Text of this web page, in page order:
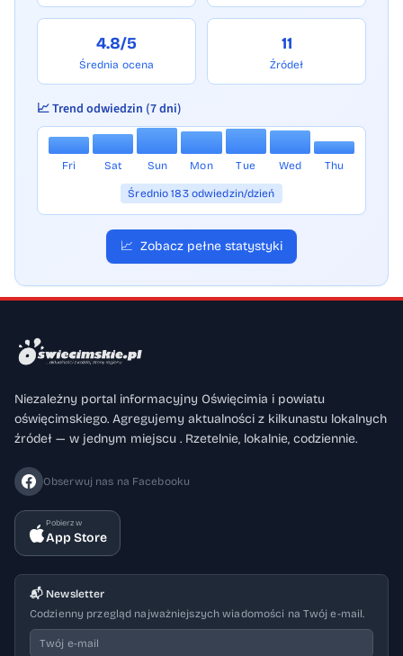
4.8/5
Średnia ocena
11
Źródeł
📈 Trend odwiedzin (7 dni)
Fri Sat Sun Mon Tue Wed Thu
Średnio 183 odwiedzin/dzień
📈 Zobacz pełne statystyki
Niezależny portal informacyjny Oświęcimia i powiatu
oświęcimskiego. Agregujemy aktualności z kilkunastu lokalnych
źródeł — w jednym miejscu . Rzetelnie, lokalnie, codziennie.
Obserwuj nas na Facebooku
Pobierz w
App Store
📬 Newsletter
Codzienny przegląd najważniejszych wiadomości na Twój e-mail.